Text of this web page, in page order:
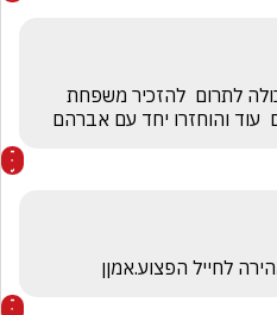
לחייל הפצוע.אמןן